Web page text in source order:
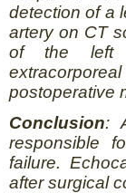
detection of a
artery on CT
of the left
postoperative
Conclusion:
responsible
failure.
after surgical